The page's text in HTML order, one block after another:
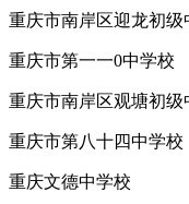
重庆市南岸区迎龙初级
重庆市第一一0中学校
重庆市南岸区观塘初级
重庆市第八十四中学校
重庆文德中学校